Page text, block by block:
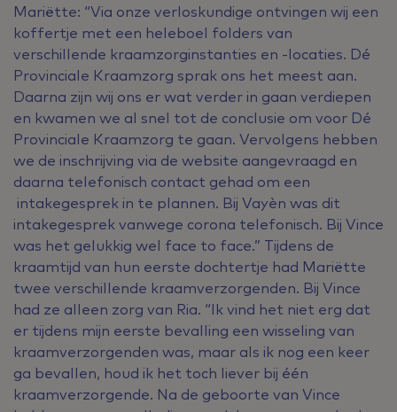
Mariëtte: “Via onze verloskundige ontvingen wij een
koffertje met een heleboel folders van
verschillende kraamzorginstanties en -locaties. Dé
Provinciale Kraamzorg sprak ons het meest aan.
Daarna zijn wij ons er wat verder in gaan verdiepen
en kwamen we al snel tot de conclusie om voor Dé
Provinciale Kraamzorg te gaan. Vervolgens hebben
we de inschrijving via de website aangevraagd en
daarna telefonisch contact gehad om een
intakegesprek in te plannen. Bij Vayèn was dit
intakegesprek vanwege corona telefonisch. Bij Vince
was het gelukkig wel face to face.” Tijdens de
kraamtijd van hun eerste dochtertje had Mariëtte
twee verschillende kraamverzorgenden. Bij Vince
had ze alleen zorg van Ria. “Ik vind het niet erg dat
er tijdens mijn eerste bevalling een wisseling van
kraamverzorgenden was, maar als ik nog een keer
ga bevallen, houd ik het toch liever bij één
kraamverzorgende. Na de geboorte van Vince